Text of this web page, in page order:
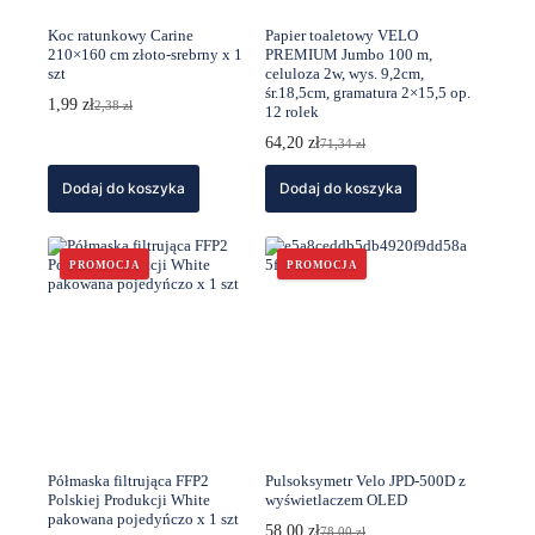
Koc ratunkowy Carine
210×160 cm złoto-srebrny x 1
szt
2,38zł
Pierwotna
2,38 zł.
1,99 złAktualna
1,99 zł.
Dodaj do koszyka
Papier toaletowy VELO
PREMIUM Jumbo 100 m,
celuloza 2w, wys. 9,2cm,
śr.18,5cm, gramatura 2×15,5 op.
12 rolek
71,34zł
Pierwotna
cena
wynosiła:
64,20złAktualna
cena
wynosi:
Dodaj do koszyka
PROMOCJA
Półmaska filtrująca FFP2
Polskiej Produkcji White
pakowana pojedyńczo x 1 szt
PROMOCJA
Pulsoksymetr Velo JPD-500D z
wyświetlaczem OLED
78,00zł
58,00zł